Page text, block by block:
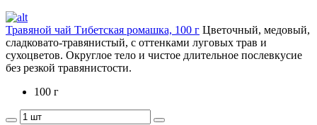
Травяной чай Тибетская ромашка, 100 г Цветочный, медовый,
сладковато-травянистый, с оттенками луговых трав и
сухоцветов. Округлое тело и чистое длительное послевкусие
без резкой травянистости.
100 г